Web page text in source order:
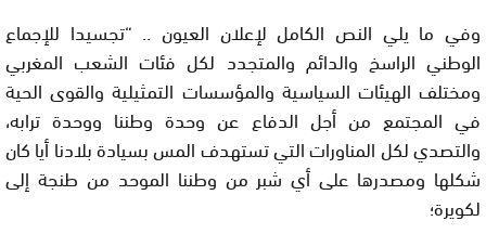
وفي ما يلي النص الكامل لإعلان العيون .. “تجسيدا للإجماع
الوطني الراسخ والدائم والمتجدد لكل فئات الشعب المغربي
ومختلف الهيئات السياسية والمؤسسات التمثيلية والقوى الحية
في المجتمع من أجل الدفاع عن وحدة وطننا ووحدة ترابه،
والتصدي لكل المناورات التي تستهدف المس بسيادة بلادنا أيا كان
شكلها ومصدرها على أي شبر من وطننا الموحد من طنجة إلى
لكويرة؛